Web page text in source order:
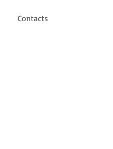
Contacts